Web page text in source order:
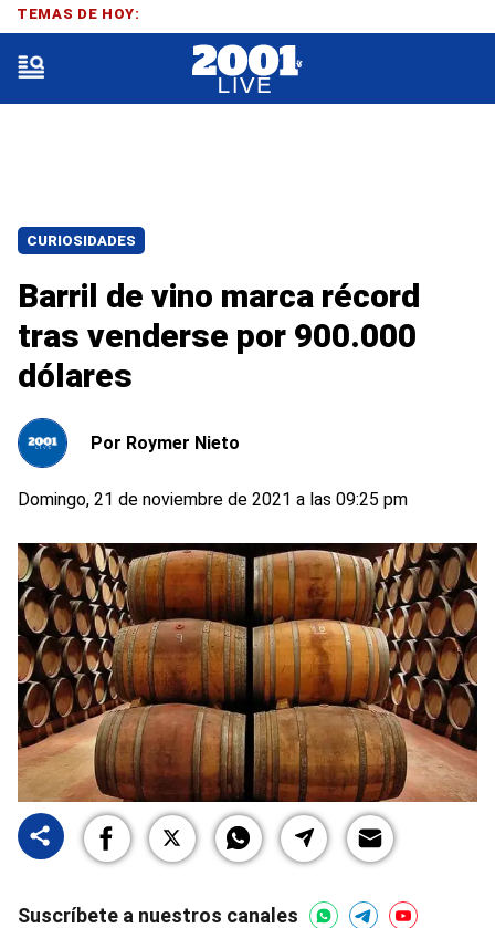
CURIOSIDADES
Barril de vino marca récord
tras venderse por 900.000
dólares
Por Roymer Nieto
Domingo, 21 de noviembre de 2021 a las 09:25 pm
Suscríbete a nuestros canales
TEMAS DE HOY: